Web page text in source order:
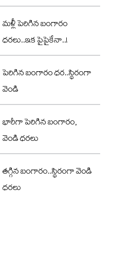
మళ్లీ పెరిగిన బంగారం
ధరలు..ఇక పైపైకేనా..!
పెరిగిన బంగారం ధర..స్థిరంగా
వెండి
భారీగా పెరిగిన బంగారం,
వెండి ధరలు
తగ్గిన బంగారం..స్థిరంగా వెండి
ధరలు